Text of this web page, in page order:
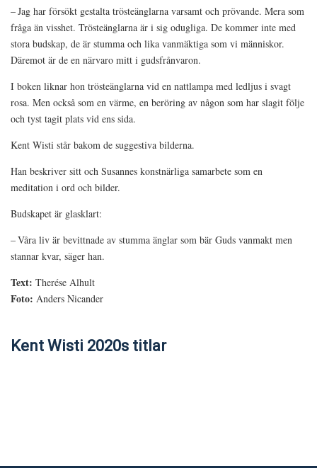
– Jag har försökt gestalta trösteänglarna varsamt och prövande. Mera som
fråga än visshet. Trösteänglarna är i sig odugliga. De kommer inte med
stora budskap, de är stumma och lika vanmäktiga som vi människor.
Däremot är de en närvaro mitt i gudsfrånvaron.
I boken liknar hon trösteänglarna vid en nattlampa med ledljus i svagt
rosa. Men också som en värme, en beröring av någon som har slagit följe
och tyst tagit plats vid ens sida.
Kent Wisti står bakom de suggestiva bilderna.
Han beskriver sitt och Susannes konstnärliga samarbete som en
meditation i ord och bilder.
Budskapet är glasklart:
– Våra liv är bevittnade av stumma änglar som bär Guds vanmakt men
stannar kvar, säger han.
Text: Therése Alhult
Foto: Anders Nicander
Kent Wisti 2020s titlar